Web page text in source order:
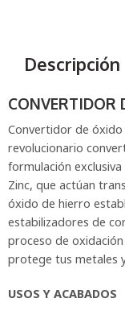
Descripción
CONVERTIDOR
Convertidor de
revolucionario
formulación
Zinc, que actúan
óxido de hierro
estabilizadores de
proceso de
protege tus metales
USOS Y ACABADOS